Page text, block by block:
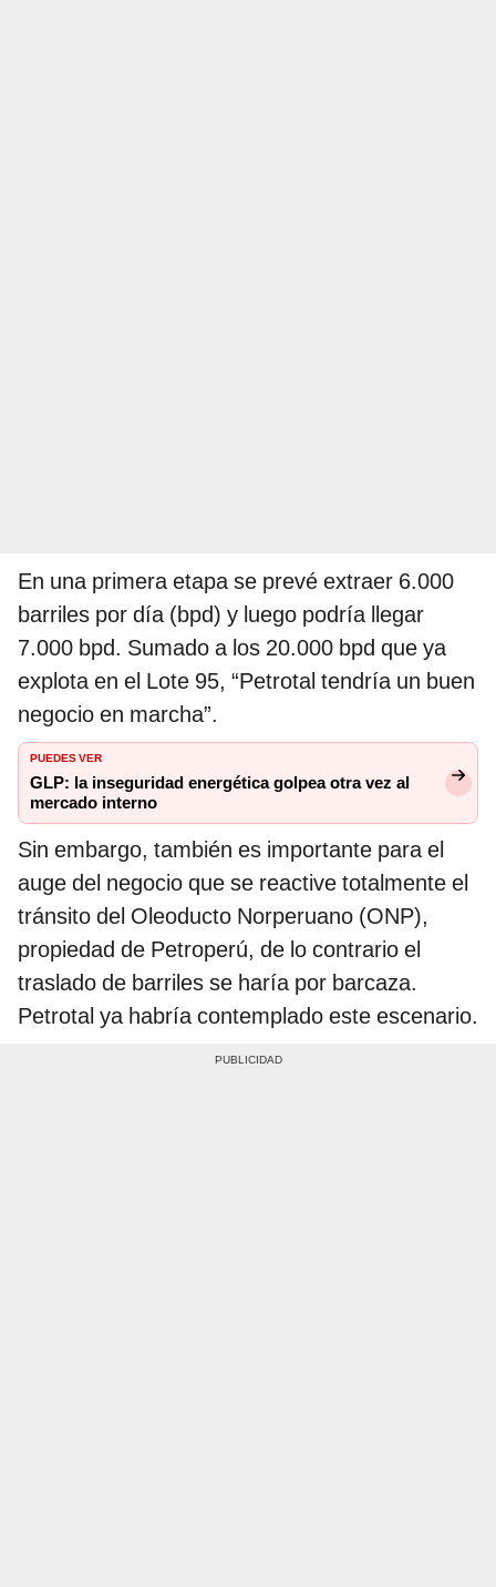
En una primera etapa se prevé extraer 6.000
barriles por día (bpd) y luego podría llegar
7.000 bpd. Sumado a los 20.000 bpd que ya
explota en el Lote 95, “Petrotal tendría un buen
negocio en marcha”.
PUEDES VER
GLP: la inseguridad energética golpea otra vez al
mercado interno
Sin embargo, también es importante para el
auge del negocio que se reactive totalmente el
tránsito del Oleoducto Norperuano (ONP),
propiedad de Petroperú, de lo contrario el
traslado de barriles se haría por barcaza.
Petrotal ya habría contemplado este escenario.